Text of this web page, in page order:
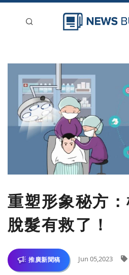
登入
刊登
重塑形象秘方：
脫髮有救了！
推廣新聞稿 Jun 05,2023